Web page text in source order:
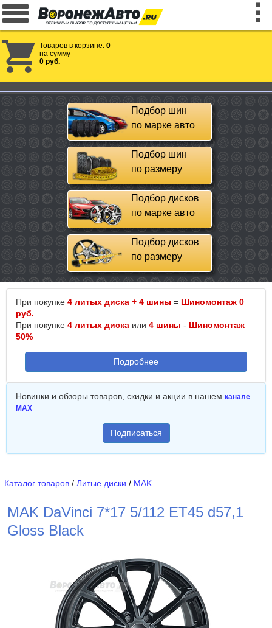
Товаров в корзине: 0
на сумму
0 руб.
Подбор шин
по марке авто
Подбор шин
по размеру
Подбор дисков
по марке авто
Подбор дисков
по размеру
При покупке 4 литых диска + 4 шины = Шиномонтаж 0
руб.
При покупке 4 литых диска или 4 шины - Шиномонтаж
50%
Подробнее
Новинки и обзоры товаров, скидки и акции в нашем канале
MAX
Подписаться
Каталог товаров / Литые диски / MAK
MAK DaVinci 7*17 5/112 ET45 d57,1
Gloss Black